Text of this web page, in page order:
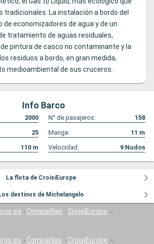
tradicionales. La instalación a bordo del
de economizadores de agua y de un
tratamiento de aguas residuales,
pintura de casco no contaminante y la
residuos a bordo, en gran medida,
medioambiental de sus cruceros.
Info Barco
2000 N° de pasajeros:
158
25 Manga: 11 m
110 m Velocidad: 9 Nudos
La flota de CroisiEurope
destinos de Michelangelo
Compañías
CroisiEurope
Compañías CroisiEurope